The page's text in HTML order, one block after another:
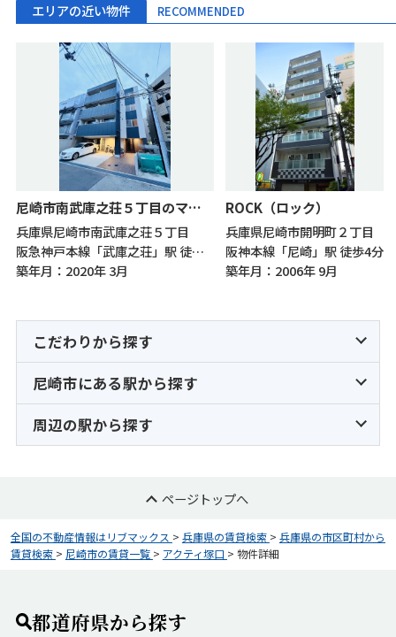
エリアの近い物件 RECOMMENDED
尼崎市南武庫之荘５丁目のマンション
兵庫県尼崎市南武庫之荘５丁目
阪急神戸本線「武庫之荘」駅 徒歩8分
築年月：2020年 3月
ROCK（ロック）
兵庫県尼崎市開明町２丁目
阪神本線「尼崎」駅 徒歩4分
築年月：2006年 9月
こだわりから探す
尼崎市にある駅から探す
周辺の駅から探す
ページトップへ
全国の不動産情報はリブマックス > 兵庫県の賃貸検索 > 兵庫県の市区町村から
賃貸検索 > 尼崎市の賃貸一覧 > アクティ塚口 > 物件詳細
都道府県から探す